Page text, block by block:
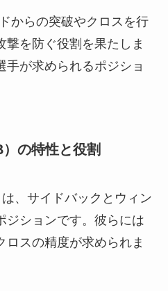
からの突破やクロスを行
撃を防ぐ役割を果たしま
手が求められるポジショ
の特性と役割
、サイドバックとウィン
ジションです。彼らには
ロスの精度が求められま